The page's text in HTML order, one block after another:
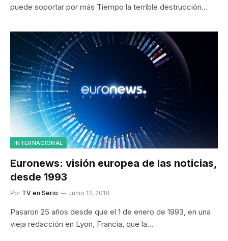
puede soportar por más Tiempo la terrible destrucción…
INTERNACIONAL
Euronews: visión europea de las noticias,
desde 1993
Por TV en Serio Junio 12, 2018
Pasaron 25 años desde que el 1 de enero de 1993, en una
vieja redacción en Lyon, Francia, que la…